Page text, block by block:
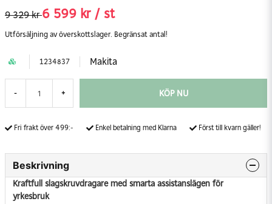
9 329 kr6 599 kr / st
Utförsäljning av överskottslager. Begränsat antal!
1234837 Makita
- + KÖP NU
Fri frakt över 499:- Enkel betalning med Klarna Först till kvarn gäller!
Beskrivning
Kraftfull slagskruvdragare med smarta assistanslägen för
yrkesbruk